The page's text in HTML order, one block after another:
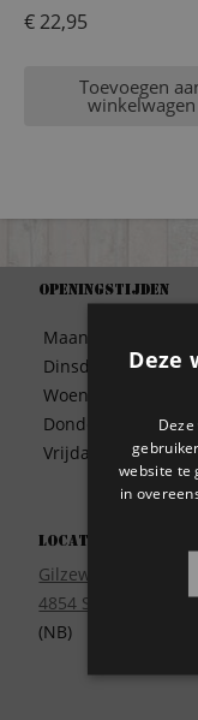
€22,95
Toevoegen
winkelwagen
Openingstijden
Maandag
Dinsdag
Woensdag
Donderdag
Vrijdag
09:30
09:30
Locatie
Gilzeweg 17
4854 SE Bavel
(NB)
Deze
website te
in